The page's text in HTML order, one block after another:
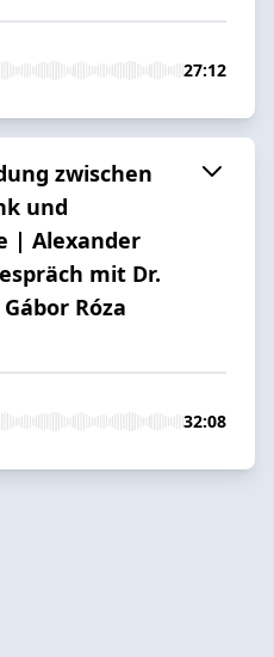
27:12
zwischen
und
| Alexander
mit Dr.
Róza
32:08